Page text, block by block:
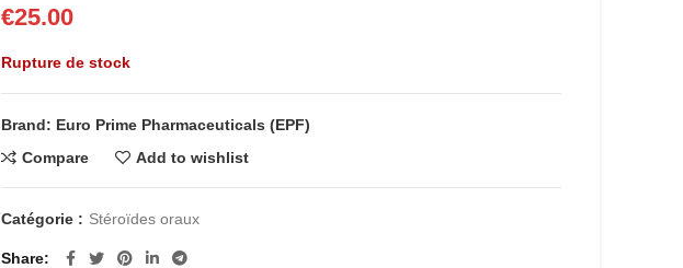
€25.00
Rupture de stock
Brand: Euro Prime Pharmaceuticals (EPF)
Compare
Add to wishlist
Catégorie : Stéroïdes oraux
Share